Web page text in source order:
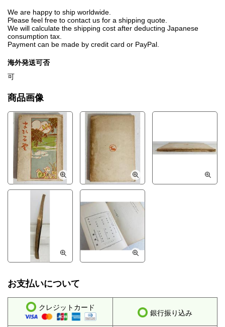
We are happy to ship worldwide.
Please feel free to contact us for a shipping quote.
We will calculate the shipping cost after deducting Japanese
consumption tax.
Payment can be made by credit card or PayPal.
海外発送可否
可
商品画像
お支払いについて
クレジットカード
銀行振り込み